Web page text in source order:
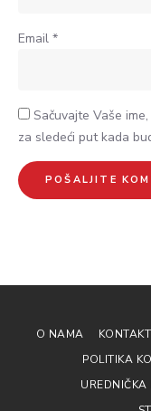
Email *
Sačuvajte Vaše
za sledeći put kada
O NAMA KONTAKT
POLITIKA
UREDNIČKA